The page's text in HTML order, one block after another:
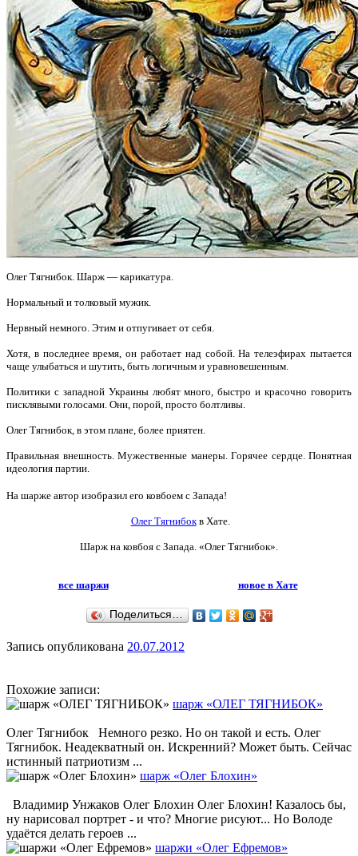
Олег Тягнибок. Шарж — карикатура.
Нормальный и толковый мужик.
Нервный немного. Этим и отпугивает от себя.
Хотя, в последнее время, он работает над собой. На телеэфирах пытается
чаще улыбаться и шутить, быть логичным и уравновешенным.
Политики с западной Украины любят много, быстро и красочно говорить
писклявыми голосами. Они, порой, просто болтливы.
Олег Тягнибок, в этом плане, более приятен.
Правильная внешность. Мужественные манеры. Горячее сердце. Понятная
идеология партии.
На шарже автор изобразил его ковбоем с Запада!
Олег Тягнибокв Хате.
Шарж на ковбоя с Запада. «Олег Тягнибок».
все шаржи новое в Хате
Поделиться…
Запись опубликована 20.07.2012
Похожие записи:
шарж «ОЛЕГ ТЯГНИБОК»
Олег Тягнибок Немного резко. Но он такой и есть. Олег
Тягнибок. Неадекватный он. Искренний? Может быть. Сейчас
истинный патриотизм ...
шарж «Олег Блохин»
Владимир Унжаков Олег Блохин Олег Блохин! Казалось бы,
ну нарисовал портрет - и что? Многие рисуют... Но Володе
удаётся делать героев ...
шаржи «Олег Ефремов»